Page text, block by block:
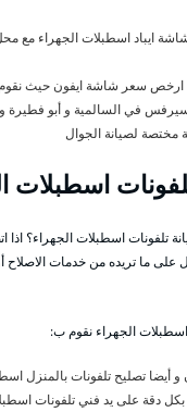
ايباد اسطبلات الجهراء مع
سعر شاشة ايفون حيث نقوم
في السالمية و أبو فطيرة و
لصيانة الجوال
اسطبلات
تلفونات اسطبلات الجهراء؟ اذا
ما تريده من خدمات الاصلاح أو
الجهراء نقوم ب:
أيضا تصليح تلفونات بالمنزل
دقة على يد فني تلفونات